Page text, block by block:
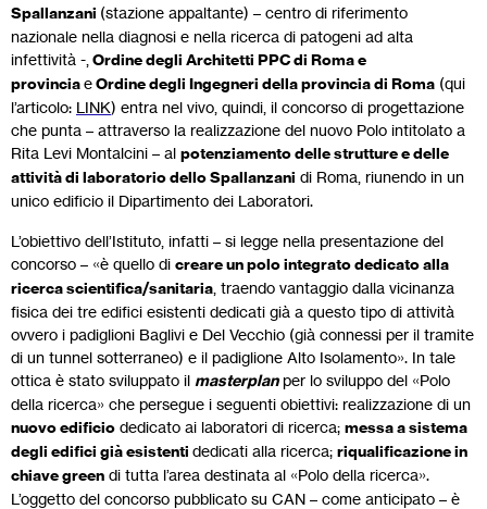
Spallanzani (stazione appaltante) – centro di riferimento
nazionale nella diagnosi e nella ricerca di patogeni ad alta
infettività -, Ordine degli Architetti PPC di Roma e
provinciaeOrdine degli Ingegneri della provincia di Roma (qui
l’articolo: LINK) entra nel vivo, quindi, il concorso di progettazione
che punta – attraverso la realizzazione del nuovo Polo intitolato a
Rita Levi Montalcini – al potenziamento delle strutture e delle
attività di laboratorio dello Spallanzani di Roma, riunendo in un
unico edificio il Dipartimento dei Laboratori.
L’obiettivo dell’Istituto, infatti – si legge nella presentazione del
concorso – «è quello di creare un polo integrato dedicato alla
ricerca scientifica/sanitaria , traendo vantaggio dalla vicinanza
fisica dei tre edifici esistenti dedicati già a questo tipo di attività
ovvero i padiglioni Baglivi e Del Vecchio (già connessi per il tramite
di un tunnel sotterraneo) e il padiglione Alto Isolamento». In tale
ottica è stato sviluppato il masterplanper lo sviluppo del «Polo
della ricerca» che persegue i seguenti obiettivi: realizzazione di un
nuovo edificio dedicato ai laboratori di ricerca; messa a sistema
degli edifici già esistenti dedicati alla ricerca; riqualificazione in
chiave green di tutta l’area destinata al «Polo della ricerca».
L’oggetto del concorso pubblicato su CAN – come anticipato – è